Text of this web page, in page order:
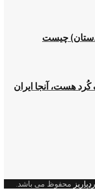
چیست
هست، آنجا ایران
محفوظ می باشد.